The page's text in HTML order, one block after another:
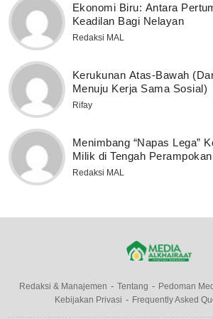
Ekonomi Biru: Antara
Keadilan Bagi Nelayan
Redaksi MAL
Kerukunan Atas-Bawah
Menuju Kerja Sama Sosial)
Rifay
Menimbang “Napas Lega”
Milik di Tengah
Redaksi MAL
Redaksi & Manajemen Tentang Pedoman
Kebijakan Privasi
Frequently Asked